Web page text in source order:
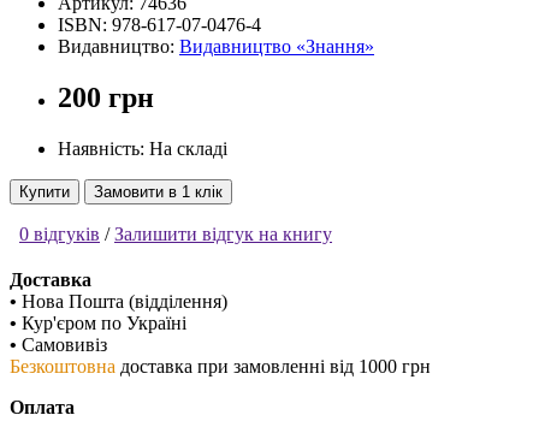
ISBN: 978-617-07-0476-4
Видавництво: Видавництво «Знання»
200 грн
Наявність: На складі
Купити Замовити в 1 клік
0 відгуків /Залишити відгук на книгу
Доставка
• Нова Пошта (відділення)
• Кур'єром по Україні
• Самовивіз
Безкоштовна доставка при замовленні від 1000 грн
Оплата